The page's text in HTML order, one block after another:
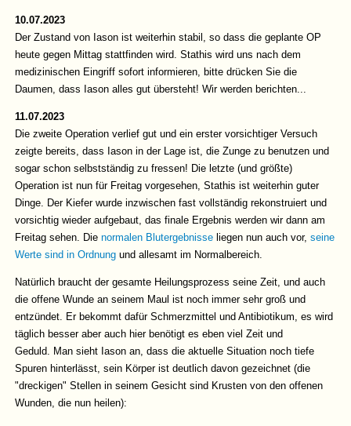
10.07.2023
Der Zustand von Iason ist weiterhin stabil, so dass die geplante OP
heute gegen Mittag stattfinden wird. Stathis wird uns nach dem
medizinischen Eingriff sofort informieren, bitte drücken Sie die
Daumen, dass Iason alles gut übersteht! Wir werden berichten...
11.07.2023
Die zweite Operation verlief gut und ein erster vorsichtiger Versuch
zeigte bereits, dass Iason in der Lage ist, die Zunge zu benutzen und
sogar schon selbstständig zu fressen! Die letzte (und größte)
Operation ist nun für Freitag vorgesehen, Stathis ist weiterhin guter
Dinge. Der Kiefer wurde inzwischen fast vollständig rekonstruiert und
vorsichtig wieder aufgebaut, das finale Ergebnis werden wir dann am
Freitag sehen. Dienormalen Blutergebnisse liegen nun auch vor,seine
Werte sind in Ordnung und allesamt im Normalbereich.
Natürlich braucht der gesamte Heilungsprozess seine Zeit, und auch
die offene Wunde an seinem Maul ist noch immer sehr groß und
entzündet. Er bekommt dafür Schmerzmittel und Antibiotikum, es wird
täglich besser aber auch hier benötigt es eben viel Zeit und
Geduld. Man sieht Iason an, dass die aktuelle Situation noch tiefe
Spuren hinterlässt, sein Körper ist deutlich davon gezeichnet (die
"dreckigen" Stellen in seinem Gesicht sind Krusten von den offenen
Wunden, die nun heilen):